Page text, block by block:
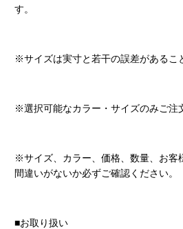
す。
※サイズは実寸と若干の誤差があるこ
※選択可能なカラー・サイズのみご注
※サイズ、カラー、価格、数量、お客
間違いがないか必ずご確認ください。
■お取り扱い